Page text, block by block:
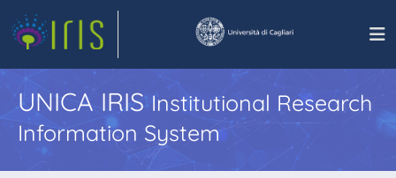
UNICA IRISInstitutional Research
Information System